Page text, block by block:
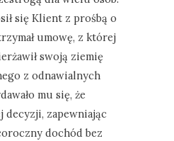
się Klient z prośbą o
umowę, z której
swoją ziemię
z odnawialnych
mu się, że
decyzji, zapewniając
dochód bez